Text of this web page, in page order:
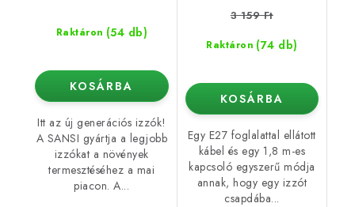
Raktáron (54 db)
KOSÁRBA
Itt az új generációs izzók!
A SANSI gyártja a legjobb
izzókat a növények
termesztéséhez a mai
piacon. A...
Raktáron (74 db)
3 159 Ft
KOSÁRBA
Egy E27 foglalattal ellátott
kábel és egy 1,8 m-es
kapcsoló egyszerű módja
annak, hogy egy izzót
csapdába...